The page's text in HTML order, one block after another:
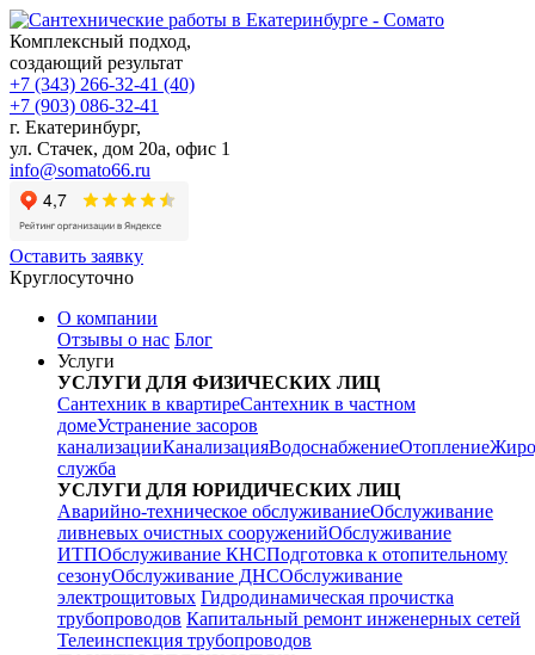
Комплексный подход,
создающий результат
+7 (343) 266-32-41 (40)
+7 (903) 086-32-41
г. Екатеринбург,
ул. Стачек, дом 20а, офис 1
info@somato66.ru
Оставить заявку
Круглосуточно
О компании
Отзывы о нас Блог
Услуги
УСЛУГИ ДЛЯ ФИЗИЧЕСКИХ ЛИЦ
Сантехник в квартиреСантехник в частном
домеУстранение засоров
канализацииКанализацияВодоснабжениеОтопление
служба
УСЛУГИ ДЛЯ ЮРИДИЧЕСКИХ ЛИЦ
Аварийно-техническое обслуживаниеОбслуживание
ливневых очистных сооруженийОбслуживание
ИТПОбслуживание КНСПодготовка к отопительному
сезонуОбслуживание ДНСОбслуживание
электрощитовых Гидродинамическая прочистка
трубопроводов Капитальный ремонт инженерных сетей
Телеинспекция трубопроводов